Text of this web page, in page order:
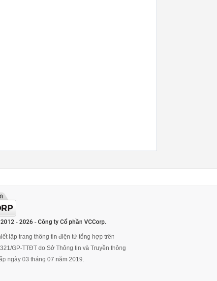
- 2026 - Công ty Cổ phần VCCorp.
lập trang thông tin điện tử tổng hợp trên
GP-TTĐT do Sở Thông tin và Truyền thông
ngày 03 tháng 07 năm 2019.